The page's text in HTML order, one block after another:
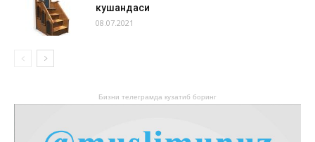
кушандаси
08.07.2021
Бизни телеграмда кузатиб боринг